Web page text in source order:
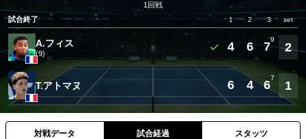
1回戦
試合終了
1 2 3 set
A.フィス
(9) 4 6 7
9
2
T.アトマヌ 6 4 6
7
1
対戦データ 試合経過 スタッツ